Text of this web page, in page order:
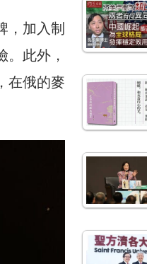
，加入制
此外，
在俄的麥